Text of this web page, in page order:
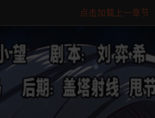
点击加载上一章节